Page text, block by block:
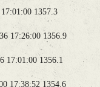
1357.3
17:26:00 1356.9
1356.1
17:38:52 1354.6